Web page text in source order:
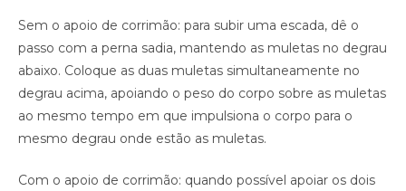
Sem o apoio de corrimão: para subir uma escada, dê o
passo com a perna sadia, mantendo as muletas no degrau
abaixo. Coloque as duas muletas simultaneamente no
degrau acima, apoiando o peso do corpo sobre as muletas
ao mesmo tempo em que impulsiona o corpo para o
mesmo degrau onde estão as muletas.
Com o apoio de corrimão: quando possível apoiar os dois